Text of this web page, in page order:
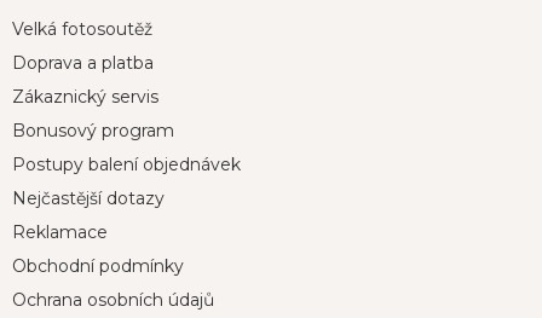
Velká fotosoutěž
Doprava a platba
Zákaznický servis
Bonusový program
Postupy balení objednávek
Nejčastější dotazy
Reklamace
Obchodní podmínky
Ochrana osobních údajů